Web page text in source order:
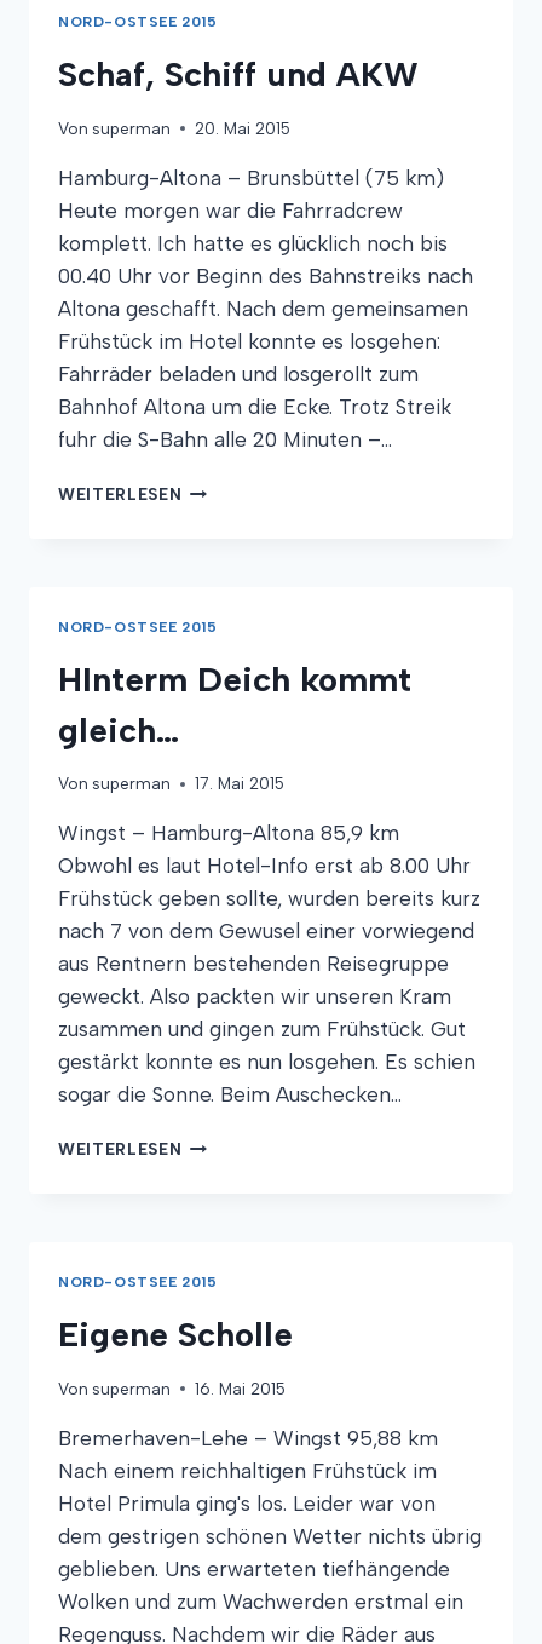
NORD-OSTSEE 2015
Schaf, Schiff und AKW
Von superman 20. Mai 2015
Hamburg-Altona – Brunsbüttel (75 km)
Heute morgen war die Fahrradcrew
komplett. Ich hatte es glücklich noch bis
00.40 Uhr vor Beginn des Bahnstreiks nach
Altona geschafft. Nach dem gemeinsamen
Frühstück im Hotel konnte es losgehen:
Fahrräder beladen und losgerollt zum
Bahnhof Altona um die Ecke. Trotz Streik
fuhr die S-Bahn alle 20 Minuten –…
WEITERLESEN SCHAF,
NORD-OSTSEE 2015
HInterm Deich kommt
gleich…
Von superman 17. Mai 2015
Wingst – Hamburg-Altona 85,9 km
Obwohl es laut Hotel-Info erst ab 8.00 Uhr
Frühstück geben sollte, wurden bereits kurz
nach 7 von dem Gewusel einer vorwiegend
aus Rentnern bestehenden Reisegruppe
geweckt. Also packten wir unseren Kram
zusammen und gingen zum Frühstück. Gut
gestärkt konnte es nun losgehen. Es schien
sogar die Sonne. Beim Auschecken…
WEITERLESEN HINTERM
NORD-OSTSEE 2015
Eigene Scholle
Von superman 16. Mai 2015
Bremerhaven-Lehe – Wingst 95,88 km
Nach einem reichhaltigen Frühstück im
Hotel Primula ging's los. Leider war von
dem gestrigen schönen Wetter nichts übrig
geblieben. Uns erwarteten tiefhängende
Wolken und zum Wachwerden erstmal ein
Regenguss. Nachdem wir die Räder aus